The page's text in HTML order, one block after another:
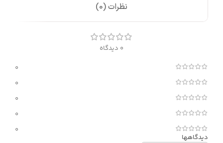
نظرات (0)
0 دیدگاه
0
0
0
0
0
دیدگاهها